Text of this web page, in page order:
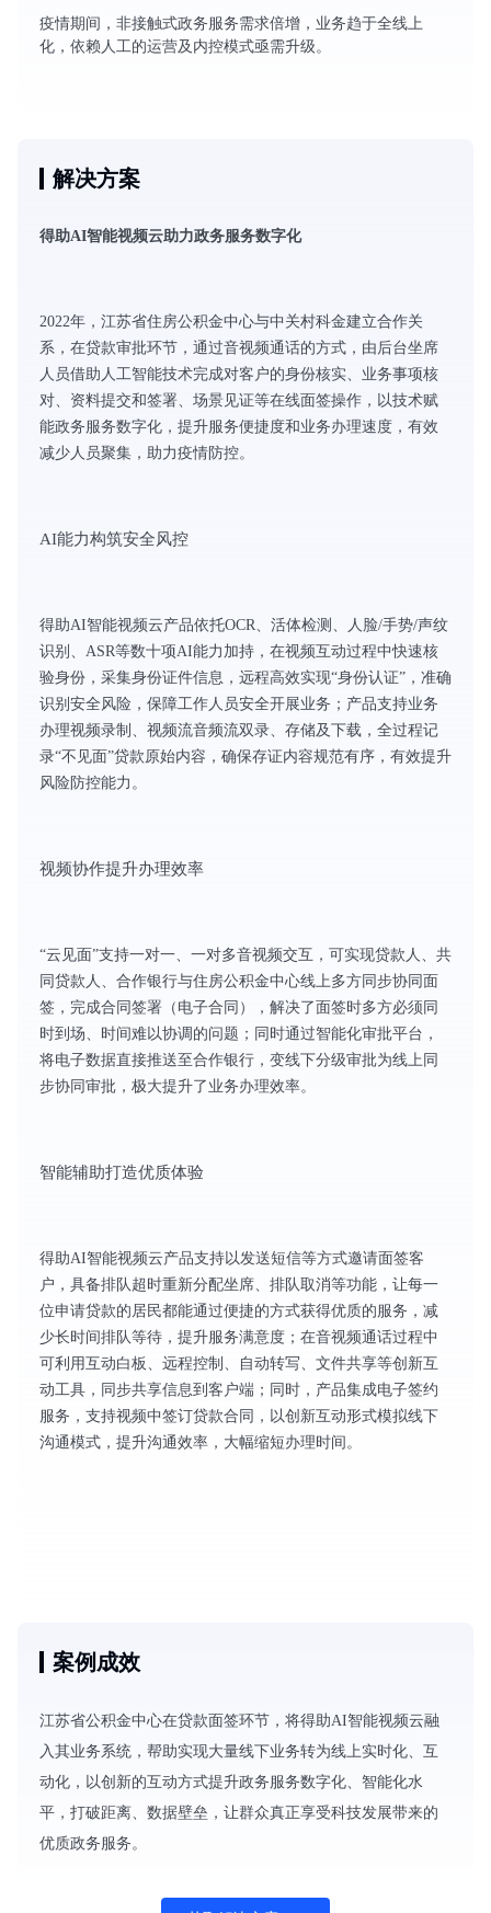
疫情期间，非接触式政务服务需求倍增，业务趋于全线上
化，依赖人工的运营及内控模式亟需升级。
解决方案
得助AI智能视频云助力政务服务数字化
2022年，江苏省住房公积金中心与中关村科金建立合作关
系，在贷款审批环节，通过音视频通话的方式，由后台坐席
人员借助人工智能技术完成对客户的身份核实、业务事项核
对、资料提交和签署、场景见证等在线面签操作，以技术赋
能政务服务数字化，提升服务便捷度和业务办理速度，有效
减少人员聚集，助力疫情防控。
AI能力构筑安全风控
得助AI智能视频云产品依托OCR、活体检测、人脸/手势/声纹
识别、ASR等数十项AI能力加持，在视频互动过程中快速核
验身份，采集身份证件信息，远程高效实现“身份认证”，准确
识别安全风险，保障工作人员安全开展业务；产品支持业务
办理视频录制、视频流音频流双录、存储及下载，全过程记
录“不见面”贷款原始内容，确保存证内容规范有序，有效提升
风险防控能力。
视频协作提升办理效率
“云见面”支持一对一、一对多音视频交互，可实现贷款人、共
同贷款人、合作银行与住房公积金中心线上多方同步协同面
签，完成合同签署（电子合同），解决了面签时多方必须同
时到场、时间难以协调的问题；同时通过智能化审批平台，
将电子数据直接推送至合作银行，变线下分级审批为线上同
步协同审批，极大提升了业务办理效率。
智能辅助打造优质体验
得助AI智能视频云产品支持以发送短信等方式邀请面签客
户，具备排队超时重新分配坐席、排队取消等功能，让每一
位申请贷款的居民都能通过便捷的方式获得优质的服务，减
少长时间排队等待，提升服务满意度；在音视频通话过程中
可利用互动白板、远程控制、自动转写、文件共享等创新互
动工具，同步共享信息到客户端；同时，产品集成电子签约
服务，支持视频中签订贷款合同，以创新互动形式模拟线下
沟通模式，提升沟通效率，大幅缩短办理时间。
案例成效
江苏省公积金中心在贷款面签环节，将得助AI智能视频云融
入其业务系统，帮助实现大量线下业务转为线上实时化、互
动化，以创新的互动方式提升政务服务数字化、智能化水
平，打破距离、数据壁垒，让群众真正享受科技发展带来的
优质政务服务。